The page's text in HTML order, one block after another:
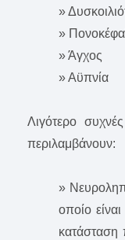
»
»
» Άγχος
» Αϋπνία
Λιγότερο
περιλαμβάνουν:
»
οποίο
κατάσταση